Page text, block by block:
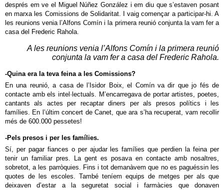
després em ve el Miguel Núñez González i em diu que s’estaven posant
en marxa les Comissions de Solidaritat. I vaig començar a participar-hi. A
les reunions venia l’Alfons Comín i la primera reunió conjunta la vam fer a
casa del Frederic Rahola.
A les reunions venia l’Alfons Comín i la primera reunió
conjunta la vam fer a casa del Frederic Rahola.
-Quina era la teva feina a les Comissions?
En una reunió, a casa de l’Isidor Boix, el Comín va dir que jo fés de
contacte amb els intel·lectuals. M’encarregava de portar artistes, poetes,
cantants als actes per recaptar diners per als presos polítics i les
famílies. En l’últim concert de Canet, que ara s’ha recuperat, vam recollir
més de 600.000 pessetes!
-Pels presos i per les famílies.
Sí, per pagar fiances o per ajudar les famílies que perdien la feina per
tenir un familiar pres. La gent es posava en contacte amb nosaltres,
sobretot, a les parròquies. Fins i tot demanàvem que no es paguéssin les
quotes de les escoles. També teníem equips de metges per als que
deixaven d’estar a la seguretat social i farmàcies que donaven